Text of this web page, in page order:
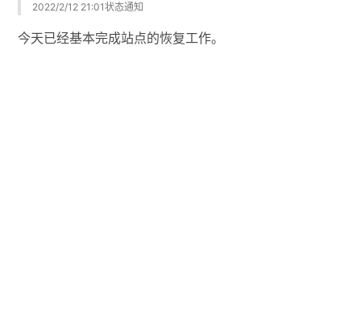
2022/2/12 21:01状态通知
今天已经基本完成站点的恢复工作。